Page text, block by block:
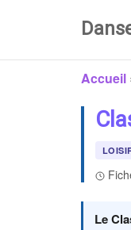
Accueil
Le